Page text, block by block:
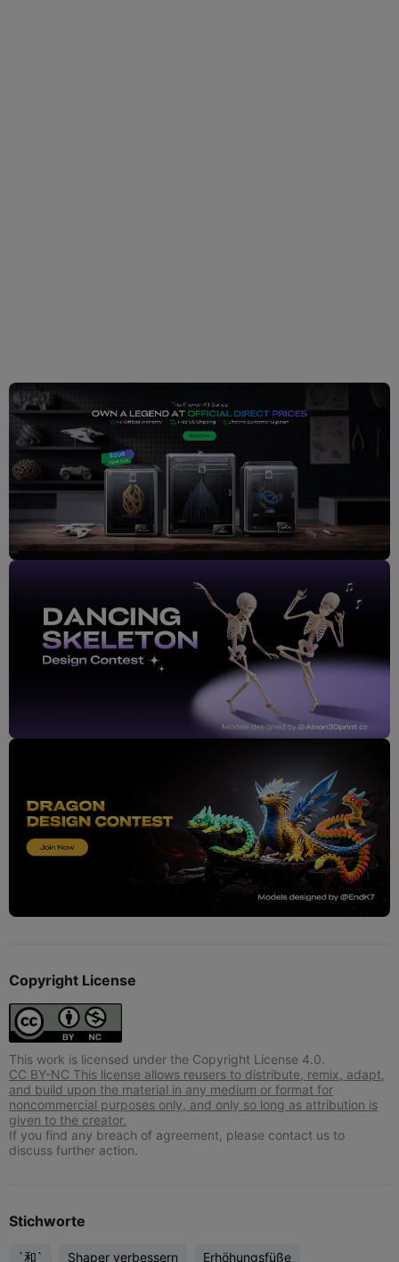
Copyright License
This work is licensed under the Copyright License 4.0.
CC BY-NC This license allows reusers to distribute, remix, adapt,
and build upon the material in any medium or format for
noncommercial purposes only, and only so long as attribution is
given to the creator.
If you find any breach of agreement, please contact us to
discuss further action.
Stichworte
`和` Shaper verbessern Erhöhungsfüße